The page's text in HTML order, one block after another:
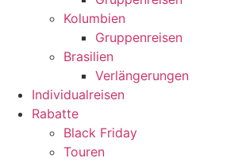
Kolumbien
Gruppenreisen
Brasilien
Verlängerungen
Individualreisen
Rabatte
Black Friday
Touren